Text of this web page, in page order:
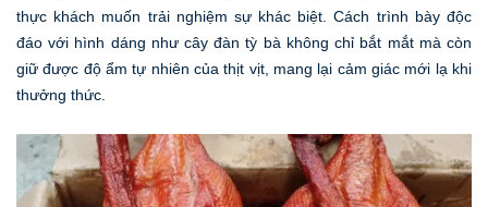
thực khách muốn trải nghiệm sự khác biệt. Cách trình bày độc
đáo với hình dáng như cây đàn tỳ bà không chỉ bắt mắt mà còn
giữ được độ ẩm tự nhiên của thịt vịt, mang lại cảm giác mới lạ khi
thưởng thức.